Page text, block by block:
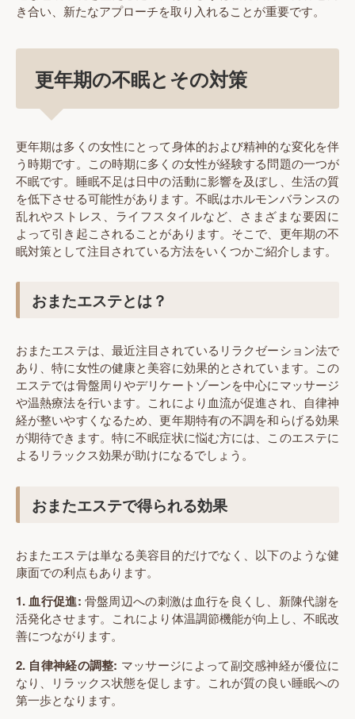
き合い、新たなアプローチを取り入れることが重要です。
更年期の不眠とその対策
更年期は多くの女性にとって身体的および精神的な変化を伴
う時期です。この時期に多くの女性が経験する問題の一つが
不眠です。睡眠不足は日中の活動に影響を及ぼし、生活の質
を低下させる可能性があります。不眠はホルモンバランスの
乱れやストレス、ライフスタイルなど、さまざまな要因に
よって引き起こされることがあります。そこで、更年期の不
眠対策として注目されている方法をいくつかご紹介します。
おまたエステとは？
おまたエステは、最近注目されているリラクゼーション法で
あり、特に女性の健康と美容に効果的とされています。この
エステでは骨盤周りやデリケートゾーンを中心にマッサージ
や温熱療法を行います。これにより血流が促進され、自律神
経が整いやすくなるため、更年期特有の不調を和らげる効果
が期待できます。特に不眠症状に悩む方には、このエステに
よるリラックス効果が助けになるでしょう。
おまたエステで得られる効果
おまたエステは単なる美容目的だけでなく、以下のような健
康面での利点もあります。
1. 血行促進: 骨盤周辺への刺激は血行を良くし、新陳代謝を
活発化させます。これにより体温調節機能が向上し、不眠改
善につながります。
2. 自律神経の調整: マッサージによって副交感神経が優位に
なり、リラックス状態を促します。これが質の良い睡眠への
第一歩となります。